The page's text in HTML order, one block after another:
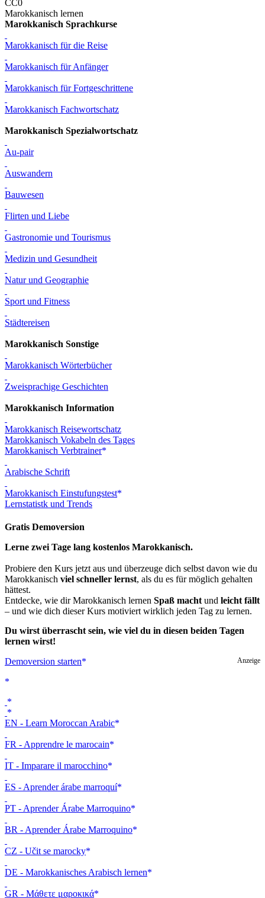
Marokkanisch lernen
Marokkanisch Sprachkurse
Marokkanisch für die Reise
Marokkanisch für Anfänger
Marokkanisch für Fortgeschrittene
Marokkanisch Fachwortschatz
Marokkanisch Spezialwortschatz
Au-pair
Auswandern
Bauwesen
Flirten und Liebe
Gastronomie und Tourismus
Medizin und Gesundheit
Natur und Geographie
Sport und Fitness
Städtereisen
Marokkanisch Sonstige
Marokkanisch Wörterbücher
Zweisprachige Geschichten
Marokkanisch Information
Marokkanisch Reisewortschatz
Marokkanisch Vokabeln des Tages
Marokkanisch Verbtrainer
Arabische Schrift
Marokkanisch Einstufungstest
Lernstatistk und Trends
Gratis Demoversion
Lerne zwei Tage lang kostenlos Marokkanisch.
Probiere den Kurs jetzt aus und überzeuge dich selbst davon wie du
Marokkanisch viel schneller lernst, als du es für möglich gehalten
hättest.
Entdecke, wie dir Marokkanisch lernen Spaß macht und leicht fällt
– und wie dich dieser Kurs motiviert wirklich jeden Tag zu lernen.
Du wirst überrascht sein, wie viel du in diesen beiden Tagen
lernen wirst!
Anzeige
Demoversion starten
EN - Learn Moroccan Arabic
FR - Apprendre le marocain
IT - Imparare il marocchino
ES - Aprender árabe marroquí
PT - Aprender Árabe Marroquino
BR - Aprender Árabe Marroquino
CZ - Učit se marocky
DE - Marokkanisches Arabisch lernen
GR - Μάθετε μαροκικά